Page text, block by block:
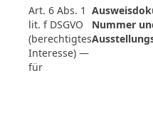
Art. 6 Abs. 1
lit. f DSGVO
(berechtigtes
Interesse) —
für
Nummer